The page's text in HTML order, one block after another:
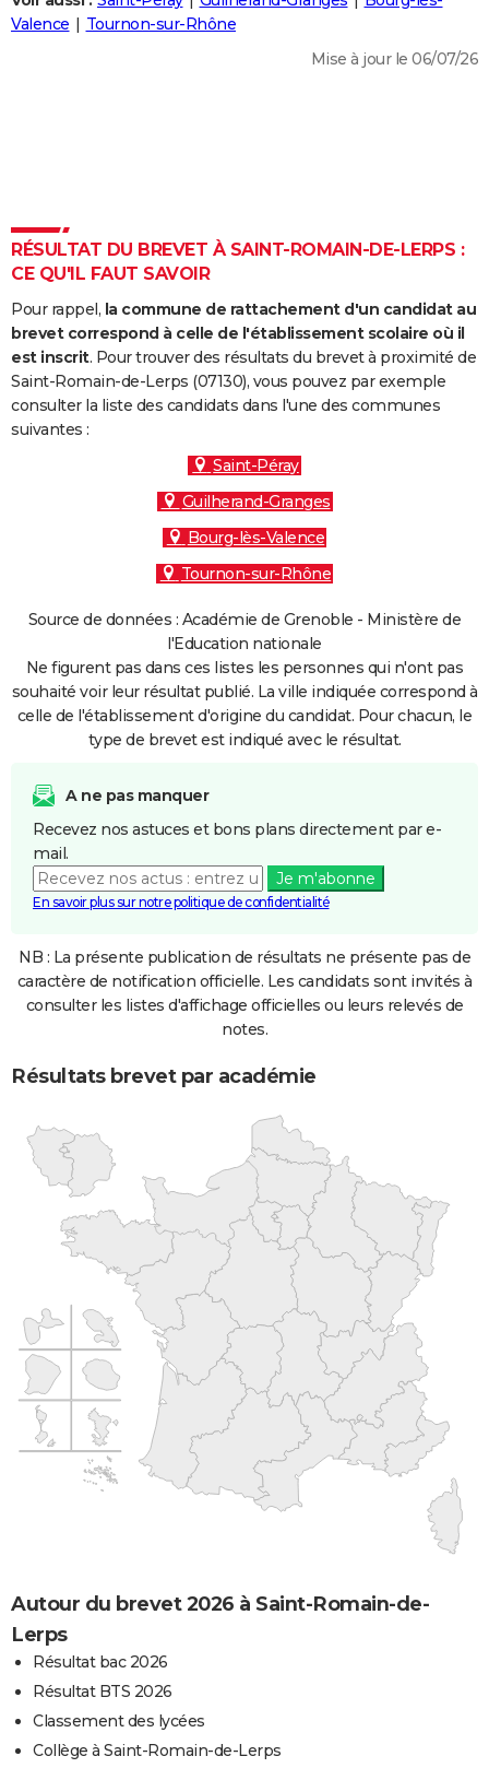
Destinations
City break
Voyage nature
Voyage de noces
Forum
Climat
+
PHOTO
Dictionnaire
Biographies
Citations
Expressions
Proverbes
PROGRAMME TV
S'inscrire
Se connecter
Lycées
Collèges
Primaires
Universités
Entreprises
Service militaire
Avis de recherche
AVIS DE DÉCÈS
FORUM
Bricolage
Lifestyle
Culture
SportAuto
Television
Voyage
Cinema
Valence
Tournon-sur-Rhône
Mise à jour le 06/07/26
RÉSULTAT DU BREVET À SAINT-ROMAIN-DE-LERPS :
CE QU'IL FAUT SAVOIR
Pour rappel, la commune de rattachement d'un candidat au
brevet correspond à celle de l'établissement scolaire où il
est inscrit. Pour trouver des résultats du brevet à proximité de
Saint-Romain-de-Lerps (07130), vous pouvez par exemple
consulter la liste des candidats dans l'une des communes
suivantes :
Saint-Péray
Guilherand-Granges
Bourg-lès-Valence
Tournon-sur-Rhône
Source de données : Académie de Grenoble - Ministère de
l'Education nationale
Ne figurent pas dans ces listes les personnes qui n'ont pas
souhaité voir leur résultat publié. La ville indiquée correspond à
celle de l'établissement d'origine du candidat. Pour chacun, le
type de brevet est indiqué avec le résultat.
A ne pas manquer
Recevez nos astuces et bons plans directement par e-
mail.
Je m'abonne
En savoir plus sur notre politique de confidentialité
NB : La présente publication de résultats ne présente pas de
caractère de notification officielle. Les candidats sont invités à
consulter les listes d'affichage officielles ou leurs relevés de
notes.
Résultats brevet par académie
Autour du brevet 2026 à Saint-Romain-de-
Lerps
Résultat bac 2026
Résultat BTS 2026
Classement des lycées
Collège à Saint-Romain-de-Lerps